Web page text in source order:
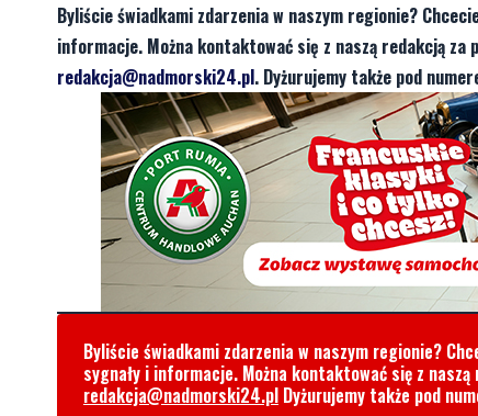
Byliście świadkami zdarzenia w naszym regionie?
informacje. Można kontaktować się z naszą redakcją za
redakcja@nadmorski24.pl. Dyżurujemy także pod
Byliście świadkami zdarzenia w naszym regionie?
sygnały i informacje. Można kontaktować się z
redakcja@nadmorski24.pl Dyżurujemy także pod